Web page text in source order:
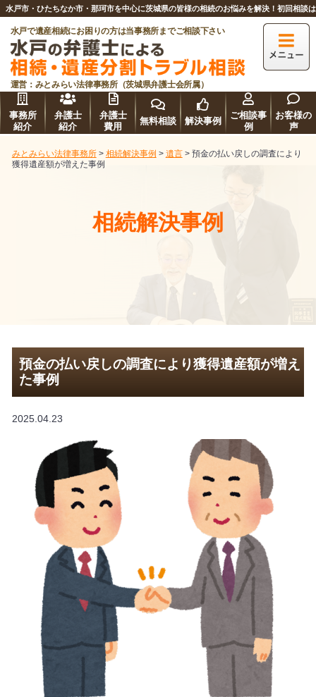
水戸市・ひたちなか市・那珂市を中心に茨城県の皆様の相続のお悩みを解決！初回相談
水戸で遺産相続にお困りの方は当事務所までご相談下さい
運営：みとみらい法律事務所（茨城県弁護士会所属）
事務所
紹介
弁護士
紹介
弁護士
費用
無料相談 解決事例
ご相談事
例
お客様の
声
みとみらい法律事務所> 相続解決事例 > 遺言> 預金の払い戻しの調査により
獲得遺産額が増えた事例
相続解決事例
預金の払い戻しの調査により獲得遺産額が増え
た事例
2025.04.23